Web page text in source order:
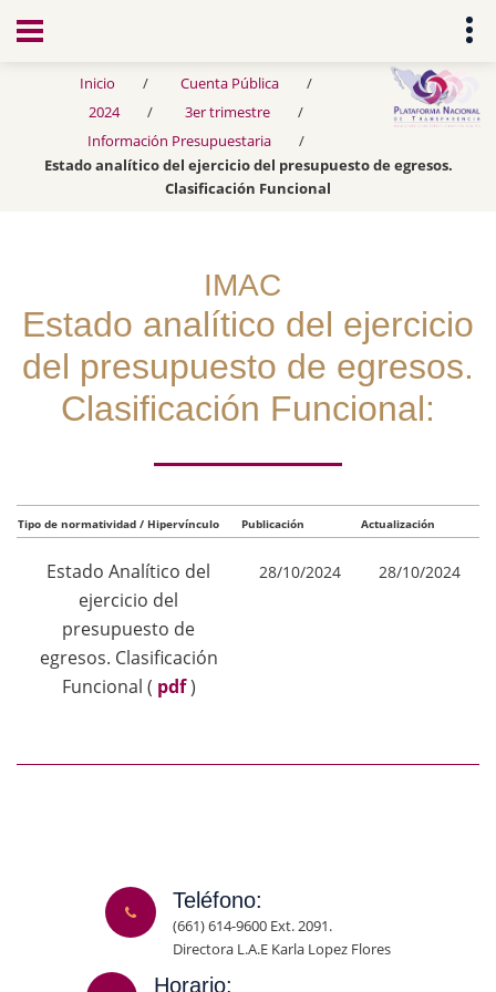
Transparencia
Inicio
Cuenta Pública
2024
3er trimestre
Información Presupuestaria
Estado analítico del ejercicio del presupuesto de egresos.
Clasificación Funcional
IMAC
Estado analítico del ejercicio
del presupuesto de egresos.
Clasificación Funcional:
Tipo de normatividad / Hipervínculo Publicación Actualización
Estado Analítico del
ejercicio del
presupuesto de
egresos. Clasificación
Funcional ( pdf )
28/10/2024 28/10/2024
Teléfono:
(661) 614-9600 Ext. 2091.
Directora L.A.E Karla Lopez Flores
Horario: